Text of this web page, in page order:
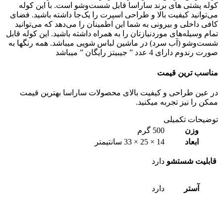
کوله پشتی های برند ساراسا قابل ‌شست‌وشو است. با این کوله
می‌توانید کیفیت بالا و طراحی اسپرت را یک‌جا داشته باشید. فضای
کافی داخلی و بیرونی به شما این اطمینان را می‌دهد که می‌توانید
تمام وسیله‌های موردنیازتان را به همراه داشته باشید. این کوله قابل
شست‌‎وشو (آب سرد) در ماشین لباس شویی میباشد. همه رنگها به
صورت رندوم دارای 4 عدد ” جیبیتز رایگان ” میباشد
مناسب ترین قیمت
در عین طراحی و کیفیت بالای محصولات ساراسا بهترین قیمت
ممکن را نیز تجربه میکنید.
توضیحات تکمیلی
وزن
500 گرم
ابعاد
14 × 25 × 33 سانتیمتر
قابلیت شستشو دارد
آستر دارد